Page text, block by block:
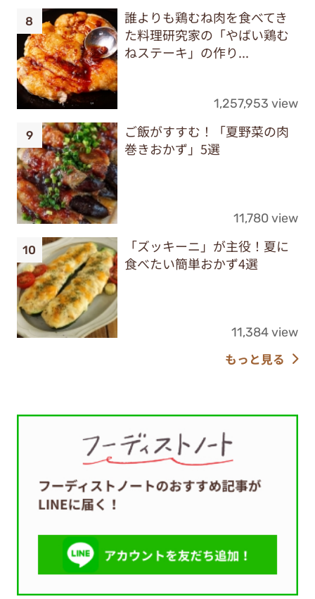
誰よりも鶏むね肉を食べてき
た料理研究家の「やばい鶏む
ねステーキ」の作り...
1,257,953 view
ご飯がすすむ！「夏野菜の肉
巻きおかず」5選
11,780 view
「ズッキーニ」が主役！夏に
食べたい簡単おかず4選
11,384 view
もっと見る